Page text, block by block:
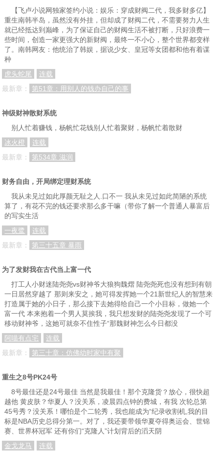
第34章：玉城黑龙会 第35章：顾明轩日记之谜 第36章：郭局长有问题？
第37章：迷雾重重 第38章：被黑龙会盯上 第39章：顾嘉明拜访老同学
第40章：县长公子的身份 第41章：危机四伏 第42章：尸体被盗
第46章：重大阴谋
第49章：妙计 第50章：布置陷阱
第52章：惊天计划
第55章：敌我双方的研判 第56章：蛇已出洞 第57章：白刃战
第58章：卧底被挖出
第64章：黑龙会的地下宝库 第65章：得胜归来
第67章：郭建文的套路 第68章：反日谍特别行动队？ 第69章：领到丰厚的赏金
第70章：特务头子魏明剑
第73章：被当成摇钱树？
第79章：脚印追踪 第80章：玉城地下党？
第82章：与黑龙会杀手面对面 第83章：杀招 第84章：地下党眼里的神秘高手
第85章：补偿的翡翠 第86章：牛刀小试 第87章：真是赌石高手？
第88章：又是那神秘高手 第89章：干掉黑龙会杀手 第90章：将计就计
第94章：赌石高手 第95章：赌石豪客
第97章：赌石风波
第100章：见证奇迹 第101章：真是无色蟒 第102章：翡翠王出现
第103章：名利双收 第104章：地下党眼里的古千峰 第105章：与郭建文合作经商
第106章：县长公子抛出橄榄枝 第107章：地下党联络点暴露 第108章：化装侦察
第109章：识破特务陷阱
【飞卢小说网独家签约小说：娱乐：穿成财阀二代，我多财多亿】
重生南韩半岛，虽然没有外挂，但却成了财阀二代，不需要努力人生
就已经抵达到巅峰，为了保证自己的财阀生活不被打断，只好浪费一
些时间，创造一家更强大的新财阀，最终一不小心，整个世界都变样
了。南韩网友：他统治了韩娱，据说少女、皇冠等女团都和他有着谋
种
虎头蛇尾
连载
最新章：
第51章：用别人的钱办自己的事
神级财神散财系统
别人忙着赚钱，杨帆忙花钱别人忙着聚财，杨帆忙着散财
冰火橙
连载
最新章：
第534章 滋润
财务自由，开局绑定理财系统
我从未见过如此厚颜无耻之人.口不一 我从未见过如此简陋的系统
算了，有花不完的钱还要求那么多干嘛（带你了解一个普通人暴富后
的写实生活
一夜鹭
连载
最新章：
第三十五章 暴雨
为了发财我在古代当上富一代
打工人小财迷陆尧尧vs财神爷大狼狗魏熠 陆尧尧死也没有想到有朝
一日居然穿越了 那则来安之，她可得发挥她一个21新世纪人的智慧来
打造属于她的小日子，那么接下去她得给自己一个小目标，做她一个
富一代 本来抱着一个男人莫挨我，我只想发财的陆尧尧发现了一个可
移动财神爷，这她可就奈不住性子“那魏财神怎么今日都没
阿喵有点宅
连载
最新章：
第三十章：仿佛幼时家中有聚
重生之8号PK24号
8号最佳还是24号最佳 当然是我最佳！那个克隆货？放心，很快超
越他 黄皮肤？华夏人？没关系，凌晨四点钟的费城，有我 次轮总第
45号秀？没关系！哪怕是个二轮秀，我也能成为“纪录收割机,我的目
标是NBA历史总得分第一。对了，我还要带领华夏夺得奥运会、世锦
赛、世界杯冠军 还有你们“克隆人”计划背后的滔天阴
金戈龙马
连载